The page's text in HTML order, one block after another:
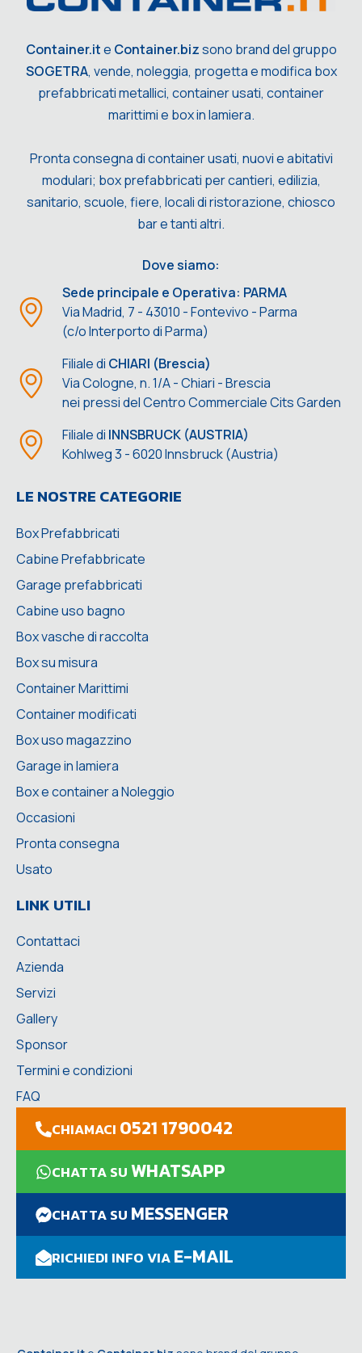
Container.ite Container.bizsono brand del gruppo
SOGETRA, vende, noleggia, progetta e modifica box
prefabbricati metallici, container usati, container
marittimi e box in lamiera.
Pronta consegna di container usati, nuovi e abitativi
modulari; box prefabbricati per cantieri, edilizia,
sanitario, scuole, fiere, locali di ristorazione, chiosco
bar e tanti altri.
Dove siamo:
Sede principale e Operativa: PARMA
Via Madrid, 7 - 43010 - Fontevivo - Parma
(c/o Interporto di Parma)
Filiale di CHIARI (Brescia)
Via Cologne, n. 1/A - Chiari - Brescia
nei pressi del Centro Commerciale Cits Garden
Filiale di INNSBRUCK (AUSTRIA)
Kohlweg 3 - 6020 Innsbruck (Austria)
LE NOSTRE CATEGORIE
Box Prefabbricati
Cabine Prefabbricate
Garage prefabbricati
Cabine uso bagno
Box vasche di raccolta
Box su misura
Container Marittimi
Container modificati
Box uso magazzino
Garage in lamiera
Box e container a Noleggio
Occasioni
Pronta consegna
Usato
LINK UTILI
Contattaci
Azienda
Servizi
Gallery
Sponsor
Termini e condizioni
FAQ
CHIAMACI 0521 1790042
CHATTA SUWHATSAPP
CHATTA SU MESSENGER
RICHIEDI INFO VIAE-MAIL